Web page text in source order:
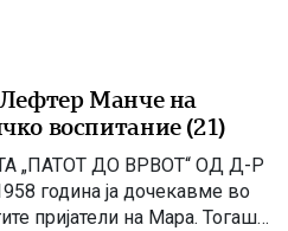
Манче на
воспитание (21)
„ПАТОТ ДО ВРВОТ“ OД Д-Р
година ја дочекавме во
пријатели на Мара. Тогаш